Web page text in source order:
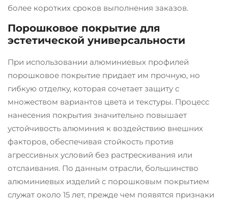
более коротких сроков выполнения заказов.
Порошковое покрытие для
эстетической универсальности
При использовании алюминиевых профилей
порошковое покрытие придает им прочную, но
гибкую отделку, которая сочетает защиту с
множеством вариантов цвета и текстуры. Процесс
нанесения покрытия значительно повышает
устойчивость алюминия к воздействию внешних
факторов, обеспечивая стойкость против
агрессивных условий без растрескивания или
отслаивания. По данным отрасли, большинство
алюминиевых изделий с порошковым покрытием
служат около 15 лет, прежде чем появятся признаки